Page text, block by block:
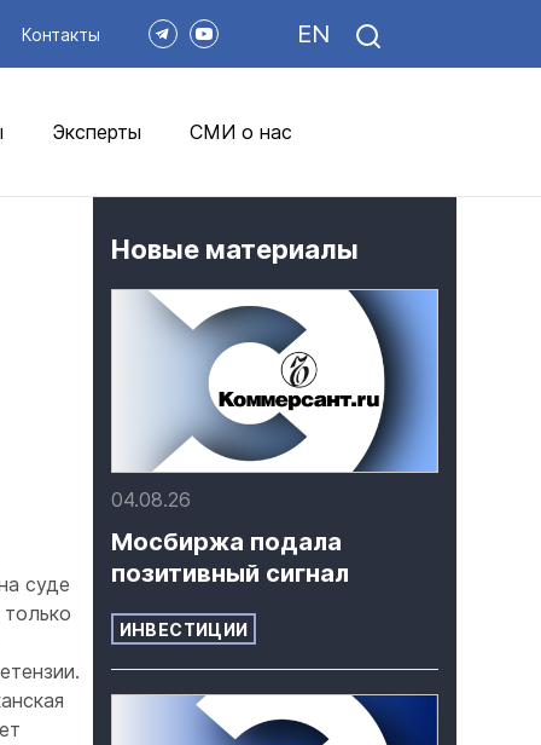
Контакты EN
Эксперты СМИ о нас
суде
Новые материалы
04.08.26
Мосбиржа подала
позитивный сигнал
ИНВЕСТИЦИИ